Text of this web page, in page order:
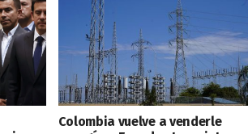
Colombia vuelve a venderle